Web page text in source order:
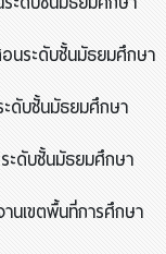
อนระดับชั้นมัธยมศึกษา
ะดับชั้นมัธยมศึกษา
ะดับชั้นมัธยมศึกษา
นเขตพื้นที่การศึกษา